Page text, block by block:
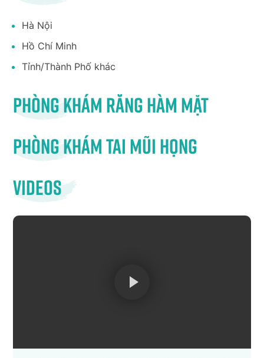
Hà Nội
Hồ Chí Minh
Tỉnh/Thành Phố khác
Phòng khám răng hàm mặt
Phòng khám tai mũi họng
Videos